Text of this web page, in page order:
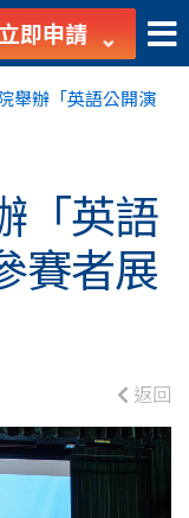
即申請
舉辦「英語公開演
「英語
賽者展
返回